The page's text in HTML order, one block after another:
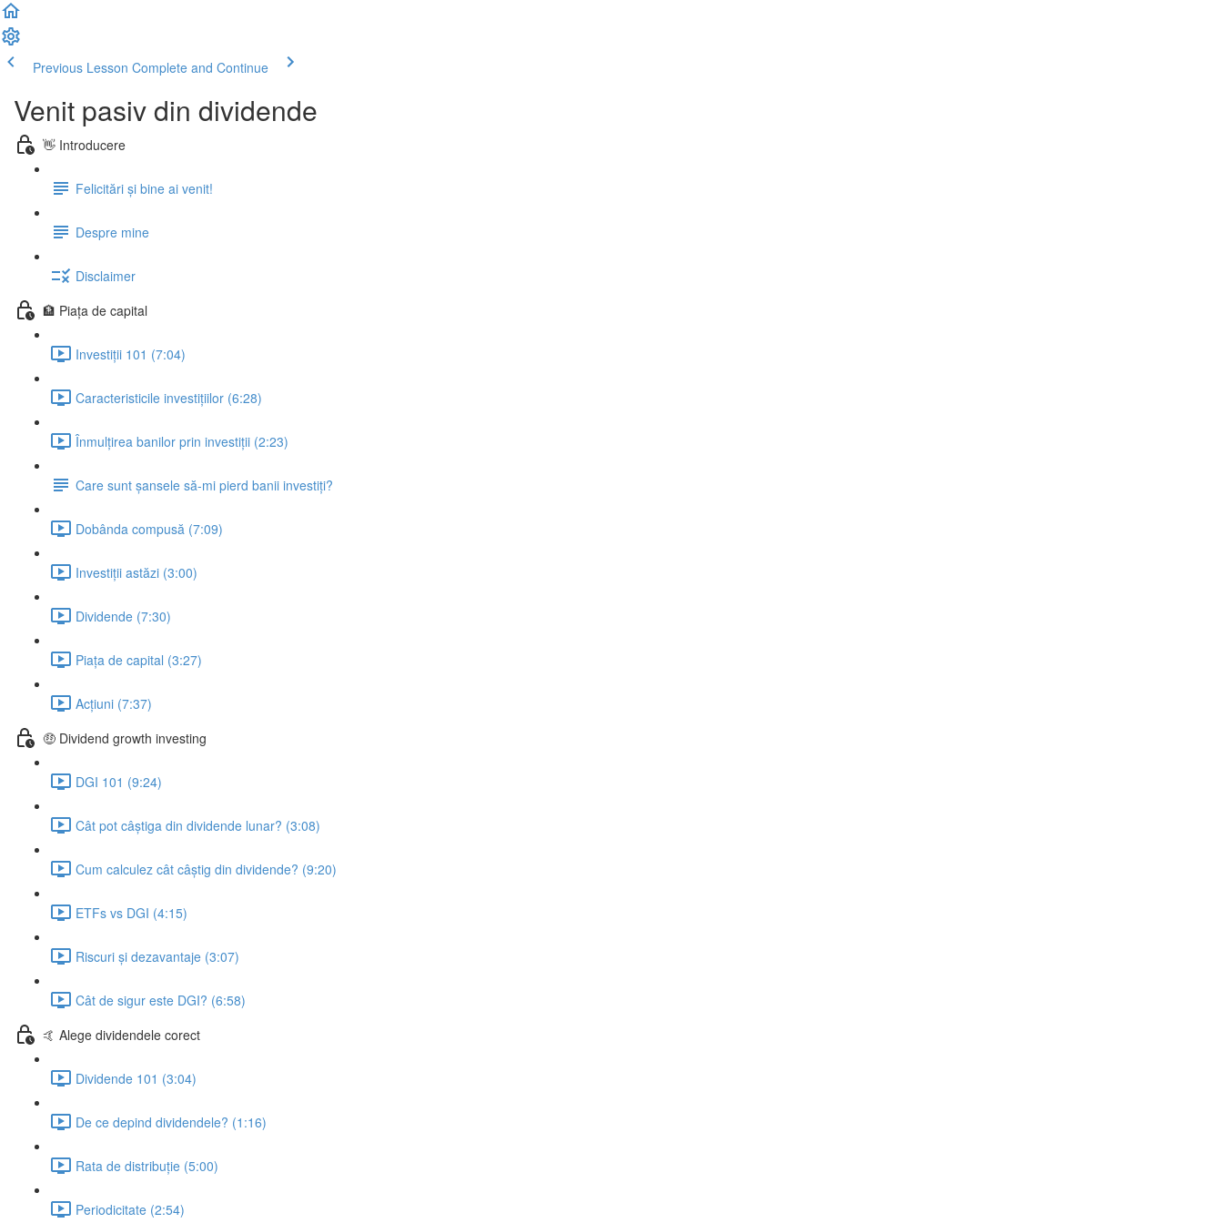
Previous Lesson Complete and Continue
Venit pasiv din dividende
👋 Introducere
Felicitări și bine ai venit!
Despre mine
Disclaimer
🏦 Piața de capital
Investiții 101 (7:04)
Caracteristicile investițiilor (6:28)
Înmulțirea banilor prin investiții (2:23)
Care sunt șansele să-mi pierd banii investiți?
Dobânda compusă (7:09)
Investiții astăzi (3:00)
Dividende (7:30)
Piața de capital (3:27)
Acțiuni (7:37)
🤑 Dividend growth investing
DGI 101 (9:24)
Cât pot câștiga din dividende lunar? (3:08)
Cum calculez cât câștig din dividende? (9:20)
ETFs vs DGI (4:15)
Riscuri și dezavantaje (3:07)
Cât de sigur este DGI? (6:58)
🤙 Alege dividendele corect
Dividende 101 (3:04)
De ce depind dividendele? (1:16)
Rata de distribuție (5:00)
Periodicitate (2:54)